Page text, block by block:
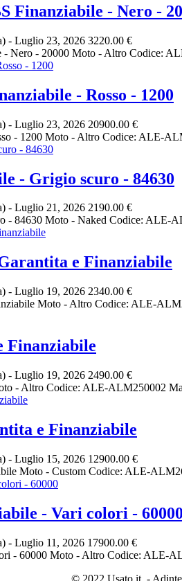
Finanziabile - Nero -
- Luglio 23, 2026 3220.00 €
- 20000 Moto - Altro Codice:
- Rosso - 1200
- Luglio 23, 2026 20900.00 €
- 1200 Moto - Altro Codice: ALE-
- Grigio scuro - 84630
- Luglio 21, 2026 2190.00 €
- 84630 Moto - Naked Codice: ALE-
e Finanziabile
- Luglio 19, 2026 2340.00 €
Moto - Altro Codice: ALE-
Finanziabile
- Luglio 19, 2026 2490.00 €
- Altro Codice: ALE-ALM250002
e Finanziabile
- Luglio 15, 2026 12900.00 €
Moto - Custom Codice: ALE-
- Vari colori - 60000
- Luglio 11, 2026 17900.00 €
- 60000 Moto - Altro Codice: ALE-
© 2022 Usato it. -